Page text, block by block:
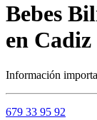
Bebes
en
Información
679 33 95 92